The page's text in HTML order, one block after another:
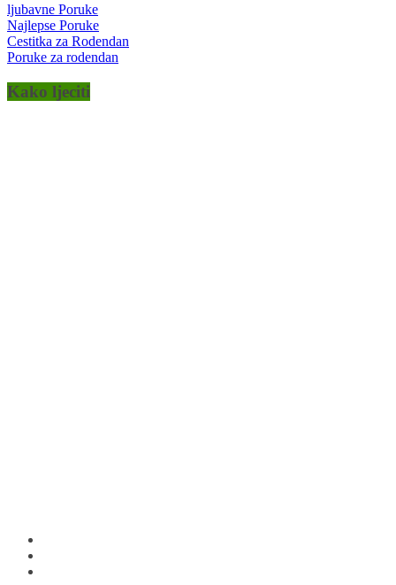
ljubavne Poruke
Najlepse Poruke
Cestitka za Rodendan
Poruke za rodendan
Kako ljeciti